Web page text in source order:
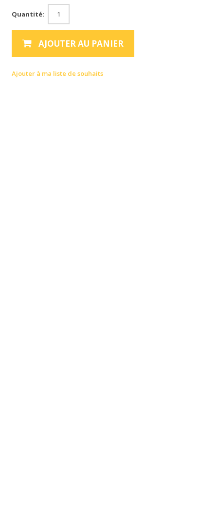
Quantité:
AJOUTER AU PANIER
Ajouter à ma liste de souhaits